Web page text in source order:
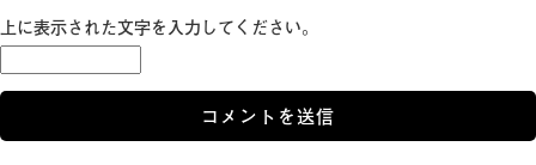
上に表示された文字を入力してください。